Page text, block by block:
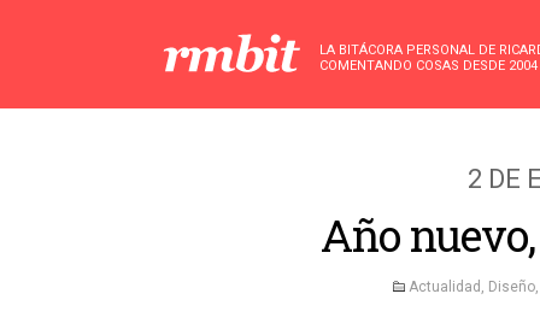
LA BITÁCORA PERSONAL DE
COMENTANDO COSAS DESDE 2004
2 DE
Año
Actualidad , Diseño